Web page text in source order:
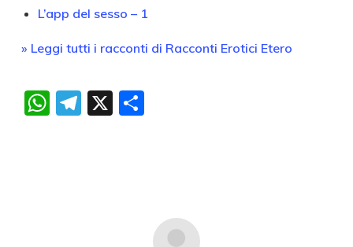
L’app del sesso – 1
» Leggi tutti i racconti di Racconti Erotici Etero
WhatsApp
Telegram
X Condividi